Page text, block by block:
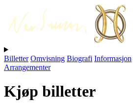
Billetter Omvisning Biografi Informasjon
Arrangementer
Kjøp billetter